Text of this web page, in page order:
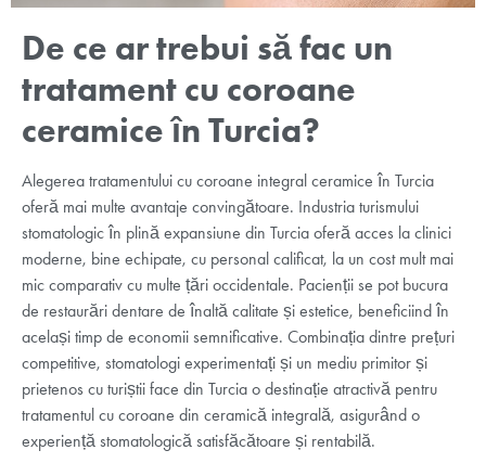
De ce ar trebui să fac un
tratament cu coroane
ceramice în Turcia?
Alegerea tratamentului cu coroane integral ceramice în Turcia
oferă mai multe avantaje convingătoare. Industria turismului
stomatologic în plină expansiune din Turcia oferă acces la clinici
moderne, bine echipate, cu personal calificat, la un cost mult mai
mic comparativ cu multe țări occidentale. Pacienții se pot bucura
de restaurări dentare de înaltă calitate și estetice, beneficiind în
același timp de economii semnificative. Combinația dintre prețuri
competitive, stomatologi experimentați și un mediu primitor și
prietenos cu turiștii face din Turcia o destinație atractivă pentru
tratamentul cu coroane din ceramică integrală, asigurând o
experiență stomatologică satisfăcătoare și rentabilă.